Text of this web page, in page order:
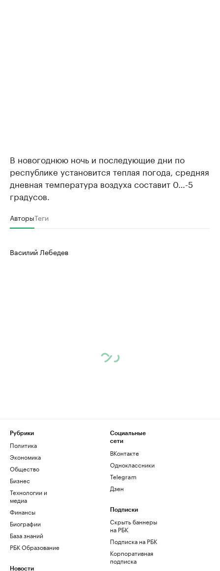
В новогоднюю ночь и последующие дни по
республике установится теплая погода, средняя
дневная температура воздуха составит 0…-5
градусов.
АвторыТеги
Василий Лебедев
Рубрики
Политика
Экономика
Общество
Бизнес
Технологии и
медиа
Финансы
Биографии
База знаний
РБК Образование
Новости
Социальные
сети
ВКонтакте
Одноклассники
Telegram
Дзен
Подписки
Скрыть баннеры
на РБК
Подписка на РБК
Корпоративная
подписка